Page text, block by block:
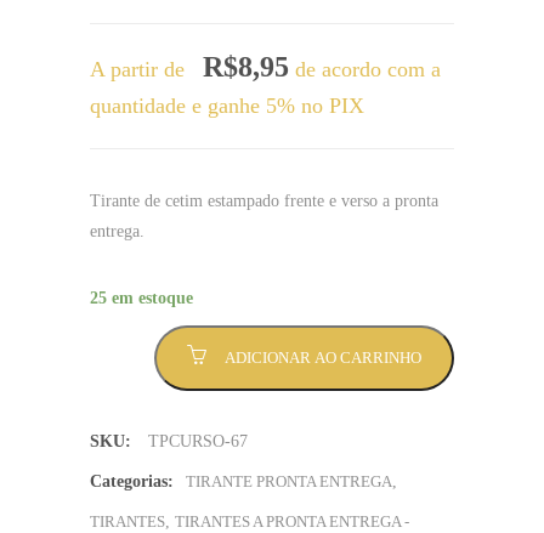
A partir de R$8,95 de acordo com a
quantidade e ganhe 5% no PIX
Tirante de cetim estampado frente e verso a pronta
entrega.
25 em estoque
TERCEIRÃO
em
preto
ADICIONAR AO CARRINHO
SKU: TPCURSO-67
Categorias: TIRANTE PRONTA ENTREGA,
TIRANTES, TIRANTES A PRONTA ENTREGA -